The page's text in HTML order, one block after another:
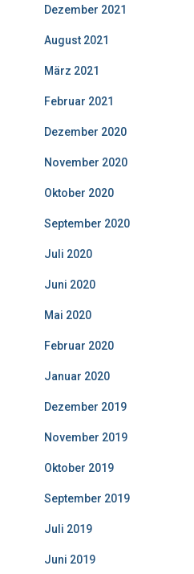
Dezember 2021
August 2021
März 2021
Februar 2021
Dezember 2020
November 2020
Oktober 2020
September 2020
Juli 2020
Juni 2020
Mai 2020
Februar 2020
Januar 2020
Dezember 2019
November 2019
Oktober 2019
September 2019
Juli 2019
Juni 2019